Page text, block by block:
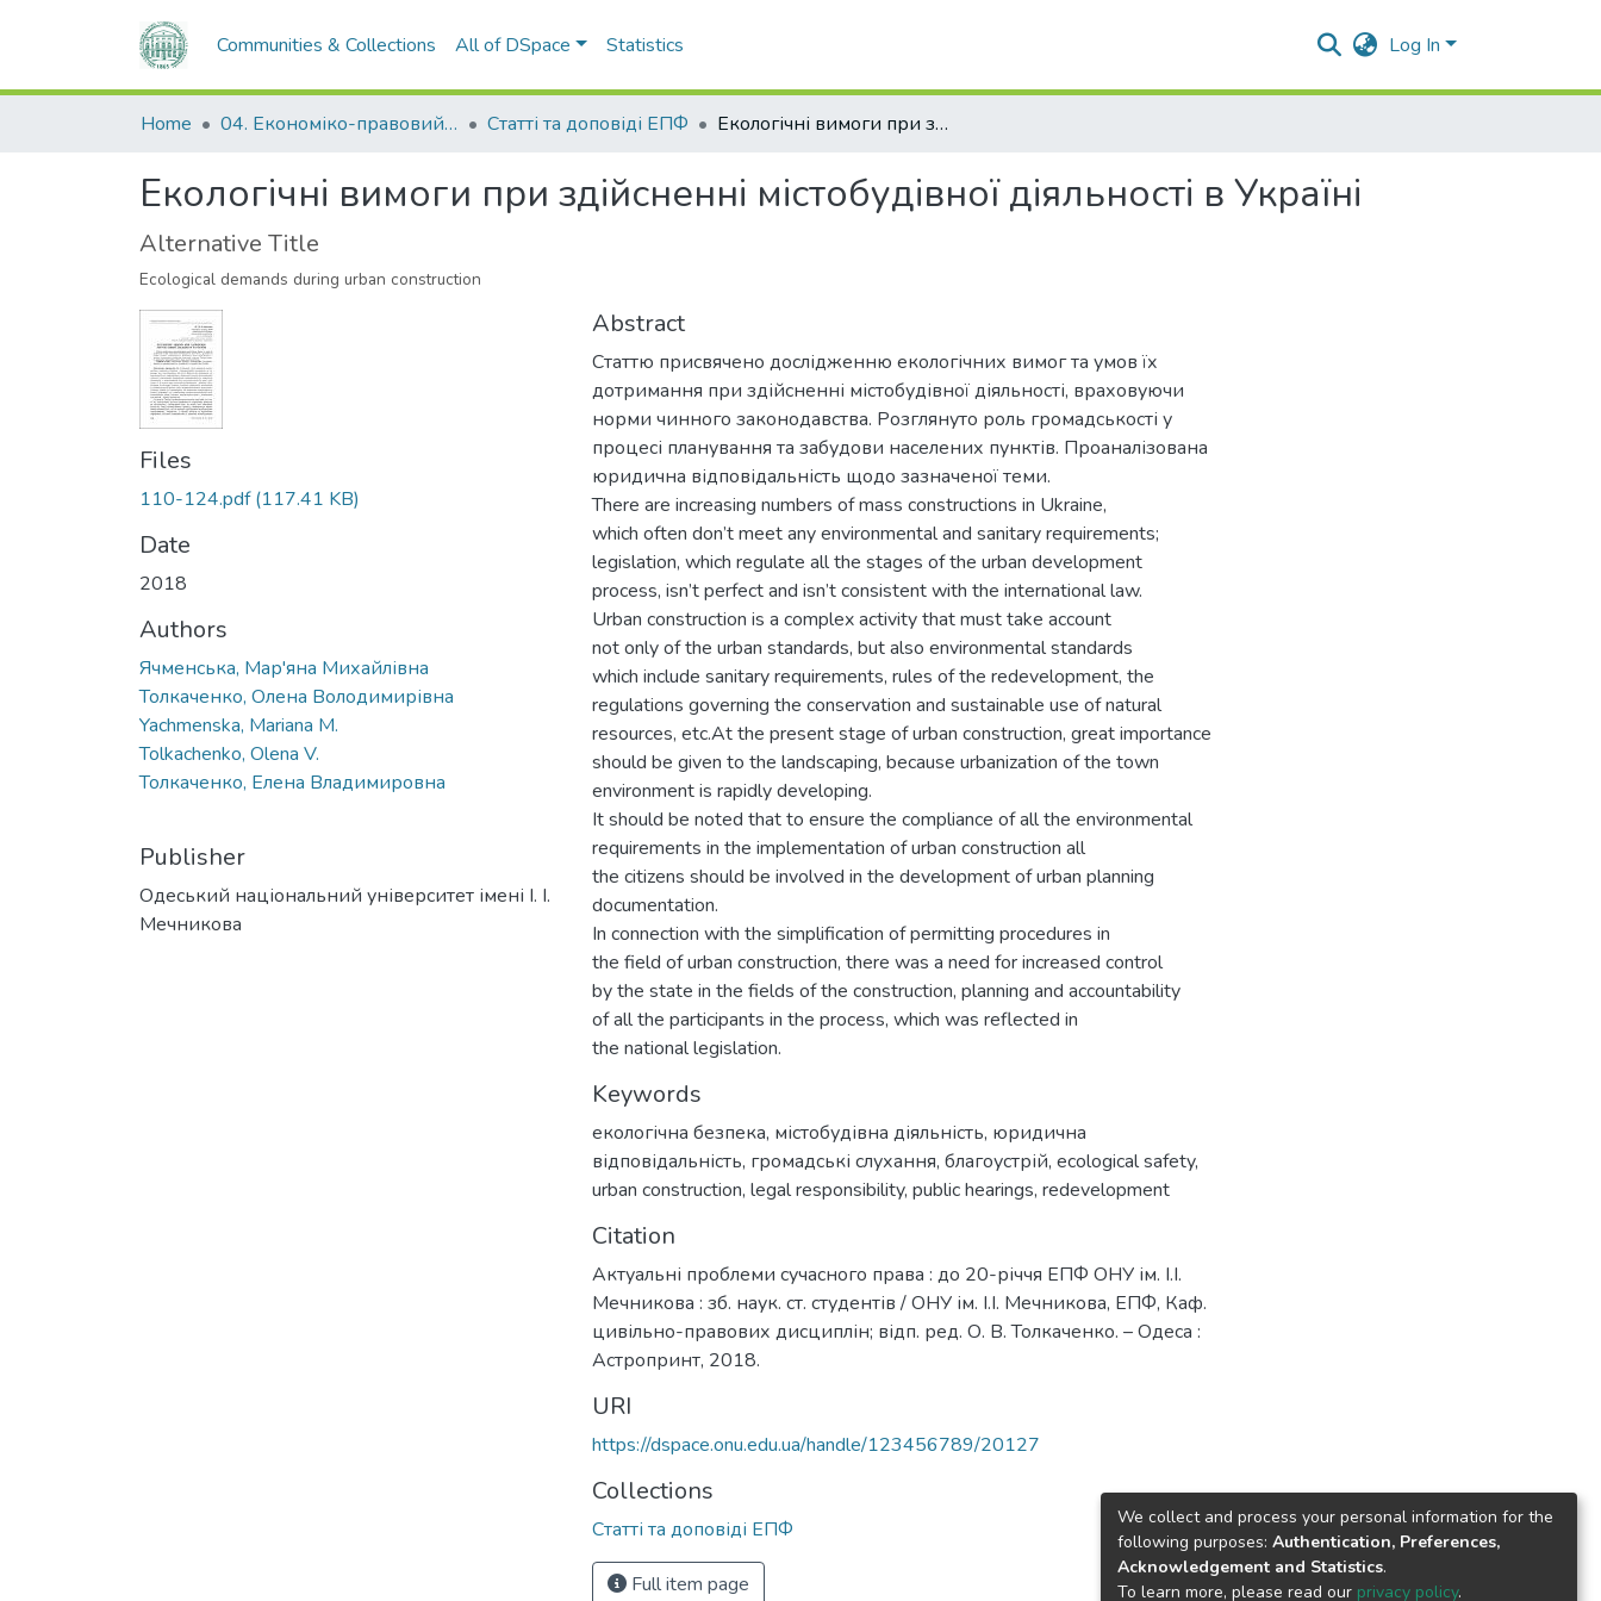
Communities & Collections All of DSpace Statistics Log In
Home 04. Економіко-правовий факультет Статті та доповіді ЕПФ Екологічні вимоги при здійсненні містобудівної діяльності в Україні
Екологічні вимоги при здійсненні містобудівної діяльності в Україні
Alternative Title
Ecological demands during urban construction
Files
110-124.pdf(117.41 KB)
Date
2018
Authors
Ячменська, Мар'яна Михайлівна
Толкаченко, Олена Володимирівна
Yachmenska, Mariana M.
Tolkachenko, Olena V.
Толкаченко, Елена Владимировна
Publisher
Одеський національний університет імені І. І.
Мечникова
Abstract
Статтю присвячено дослідженню екологічних вимог та умов їх
дотримання при здійсненні містобудівної діяльності, враховуючи
норми чинного законодавства. Розглянуто роль громадськості у
процесі планування та забудови населених пунктів. Проаналізована
юридична відповідальність щодо зазначеної теми.
There are increasing numbers of mass constructions in Ukraine,
which often don’t meet any environmental and sanitary requirements;
legislation, which regulate all the stages of the urban development
process, isn’t perfect and isn’t consistent with the international law.
Urban construction is a complex activity that must take account
not only of the urban standards, but also environmental standards
which include sanitary requirements, rules of the redevelopment, the
regulations governing the conservation and sustainable use of natural
resources, etc.At the present stage of urban construction, great importance
should be given to the landscaping, because urbanization of the town
environment is rapidly developing.
It should be noted that to ensure the compliance of all the environmental
requirements in the implementation of urban construction all
the citizens should be involved in the development of urban planning
documentation.
In connection with the simplification of permitting procedures in
the field of urban construction, there was a need for increased control
by the state in the fields of the construction, planning and accountability
of all the participants in the process, which was reflected in
the national legislation.
Keywords
екологічна безпека, містобудівна діяльність, юридична
відповідальність, громадські слухання, благоустрій, ecological safety,
urban construction, legal responsibility, public hearings, redevelopment
Citation
Актуальні проблеми сучасного права : до 20-річчя ЕПФ ОНУ ім. І.І.
Мечникова : зб. наук. ст. студентів / ОНУ ім. І.І. Мечникова, ЕПФ, Каф.
цивільно-правових дисциплін; відп. ред. О. В. Толкаченко. – Одеса :
Астропринт, 2018.
URI
https://dspace.onu.edu.ua/handle/123456789/20127
Collections
Статті та доповіді ЕПФ
Full item page
We collect and process your personal information for the
following purposes: Authentication, Preferences,
Acknowledgement and Statistics.
To learn more, please read our privacy policy.